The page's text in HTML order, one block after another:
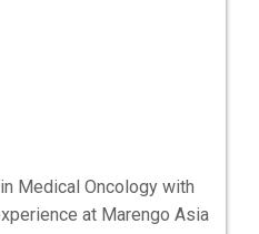
Medical Oncology with
at Marengo Asia